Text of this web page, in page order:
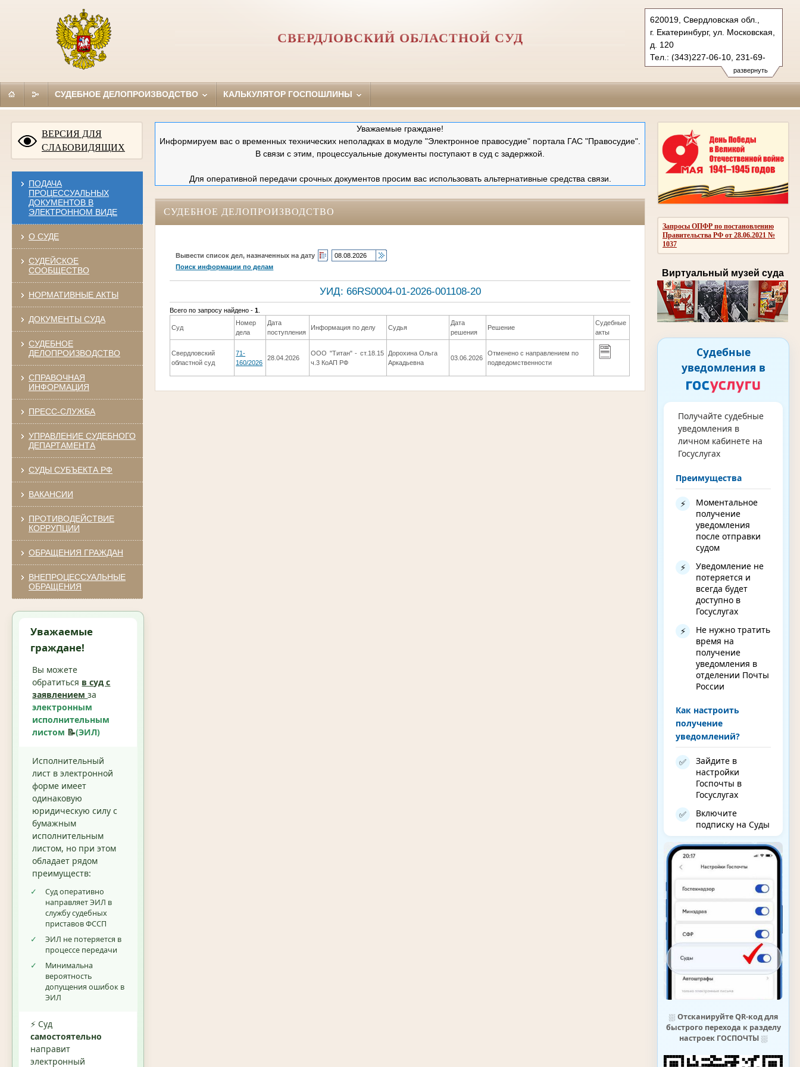
развернуть
620019, Свердловская обл.,
г. Екатеринбург, ул. Московская,
д. 120
Тел.: (343)227-06-10, 231-69-
89 (ф)
mail@ekboblsud.ru
СВЕРДЛОВСКИЙ ОБЛАСТНОЙ СУД
СУДЕБНОЕ ДЕЛОПРОИЗВОДСТВО КАЛЬКУЛЯТОР ГОСПОШЛИНЫ
ВЕРСИЯ ДЛЯ
СЛАБОВИДЯЩИХ
ПОДАЧА
ПРОЦЕССУАЛЬНЫХ
ДОКУМЕНТОВ В
ЭЛЕКТРОННОМ ВИДЕ
О СУДЕ
СУДЕЙСКОЕ
СООБЩЕСТВО
НОРМАТИВНЫЕ АКТЫ
ДОКУМЕНТЫ СУДА
СУДЕБНОЕ
ДЕЛОПРОИЗВОДСТВО
СПРАВОЧНАЯ
ИНФОРМАЦИЯ
ПРЕСС-СЛУЖБА
УПРАВЛЕНИЕ СУДЕБНОГО
ДЕПАРТАМЕНТА
СУДЫ СУБЪЕКТА РФ
ВАКАНСИИ
ПРОТИВОДЕЙСТВИЕ
КОРРУПЦИИ
ОБРАЩЕНИЯ ГРАЖДАН
ВНЕПРОЦЕССУАЛЬНЫЕ
ОБРАЩЕНИЯ
Уважаемые
граждане!
Вы можете
обратиться в суд с
заявлениемза
электронным
исполнительным
листом 📝(ЭИЛ)
Исполнительный
лист в электронной
форме имеет
одинаковую
юридическую силу с
бумажным
исполнительным
листом, но при этом
обладает рядом
преимуществ:
✓
Суд оперативно
направляет ЭИЛ в
службу судебных
приставов ФССП
✓
ЭИЛ не потеряется в
процессе передачи
✓
Минимальна
вероятность
допущения ошибок в
ЭИЛ
⚡ Суд
самостоятельно
направит
электронный
Запросы ОПФР по постановлению
Правительства РФ от 28.06.2021 №
1037
Виртуальный музей суда
Судебные
уведомления в
Получайте судебные
уведомления в
личном кабинете на
Госуслугах
Преимущества
⚡
Моментальное
получение
уведомления
после отправки
судом
⚡
Уведомление не
потеряется и
всегда будет
доступно в
Госуслугах
⚡
Не нужно тратить
время на
получение
уведомления в
отделении Почты
России
Как настроить
получение
уведомлений?
✅
Зайдите в
настройки
Госпочты в
Госуслугах
✅
Включите
подписку на Суды
⛆ Отсканируйте QR-код для
быстрого перехода к разделу
настроек ГОСПОЧТЫ⛆
Уважаемые граждане!
Информируем вас о временных технических неполадках в модуле "Электронное правосудие" портала ГАС "Правосудие".
В связи с этим, процессуальные документы поступают в суд с задержкой.
Для оперативной передачи срочных документов просим вас использовать альтернативные средства связи.
СУДЕБНОЕ ДЕЛОПРОИЗВОДСТВО
Вывести список дел, назначенных на дату
Поиск информации по делам
УИД: 66RS0004-01-2026-001108-20
Всего по запросу найдено -1
Суд
Номер
дела
Дата
поступления
Информация по делу Судья
Дата
решения
Решение
Судебные
акты
Свердловский
областной суд
71-
160/2026
28.04.2026
ООО "Титан" - ст.18.15
ч.3 КоАП РФ
Дорохина Ольга
Аркадьевна
03.06.2026
Отменено с направлением по
подведомственности